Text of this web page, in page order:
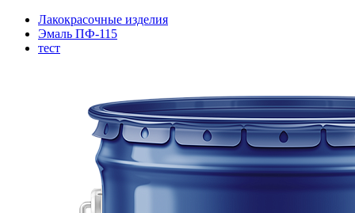
Лакокрасочные изделия
Эмаль ПФ-115
тест